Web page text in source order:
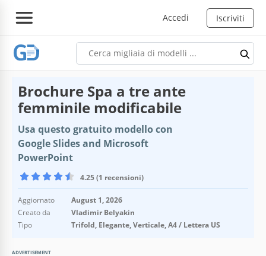
Accedi Iscriviti
Brochure Spa a tre ante
femminile modificabile
Usa questo gratuito modello con
Google Slides and Microsoft
PowerPoint
4.25 (1 recensioni)
Aggiornato
August 1, 2026
Creato da
Vladimir Belyakin
Tipo
Trifold, Elegante, Verticale, A4 / Lettera US
ADVERTISEMENT